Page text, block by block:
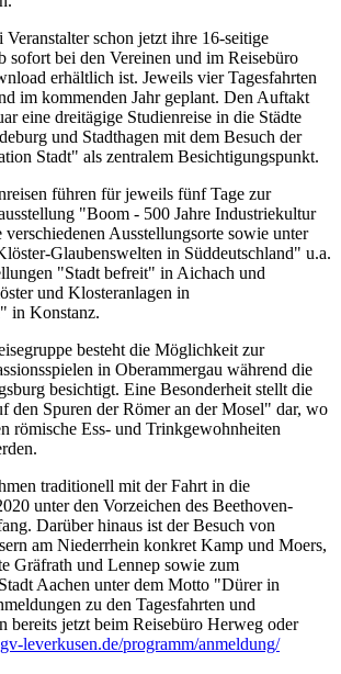
schon jetzt ihre 16-seitige
sofort bei den Vereinen und im Reisebüro
erhältlich ist. Jeweils vier Tagesfahrten
im kommenden Jahr geplant. Den Auftakt
eine dreitägige Studienreise in die Städte
und Stadthagen mit dem Besuch der
Stadt" als zentralem Besichtigungspunkt.
führen für jeweils fünf Tage zur
"Boom - 500 Jahre Industriekultur
Ausstellungsorte sowie unter
Glaubenswelten in Süddeutschland" u.a.
"Stadt befreit" in Aichach und
und Klosteranlagen in
in Konstanz.
besteht die Möglichkeit zur
in Oberammergau während die
besichtigt. Eine Besonderheit stellt die
den Spuren der Römer an der Mosel" dar, wo
römische Ess- und Trinkgewohnheiten
traditionell mit der Fahrt in die
unter den Vorzeichen des Beethoven-
Darüber hinaus ist der Besuch von
am Niederrhein konkret Kamp und Moers,
Gräfrath und Lennep sowie zum
Aachen unter dem Motto "Dürer in
zu den Tagesfahrten und
bereits jetzt beim Reisebüro Herweg oder
leverkusen.de/programm/anmeldung/